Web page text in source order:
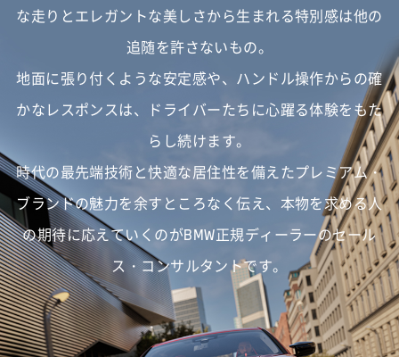
な走りとエレガントな美しさから生まれる特別感は他の
追随を許さないもの。
地面に張り付くような安定感や、ハンドル操作からの確
かなレスポンスは、
ドライバーたちに心躍る体験をもた
らし続けます。
時代の最先端技術と快適な居住性を備えたプレミアム・
ブランドの魅力を余すところなく伝え、 本物を求める人
の期待に応えていくのがBMW正規ディーラーのセール
ス・コンサルタントです。